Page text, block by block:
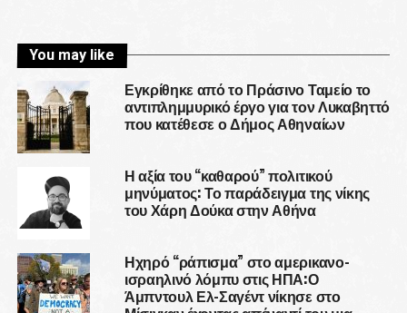
You may like
Εγκρίθηκε από το Πράσινο Ταμείο το
αντιπλημμυρικό έργο για τον Λυκαβηττό
που κατέθεσε ο Δήμος Αθηναίων
Η αξία του “καθαρού” πολιτικού
μηνύματος: Το παράδειγμα της νίκης
του Χάρη Δούκα στην Αθήνα
Ηχηρό “ράπισμα” στο αμερικανο-
ισραηλινό λόμπυ στις ΗΠΑ:Ο
Άμπντουλ Ελ-Σαγέντ νίκησε στο